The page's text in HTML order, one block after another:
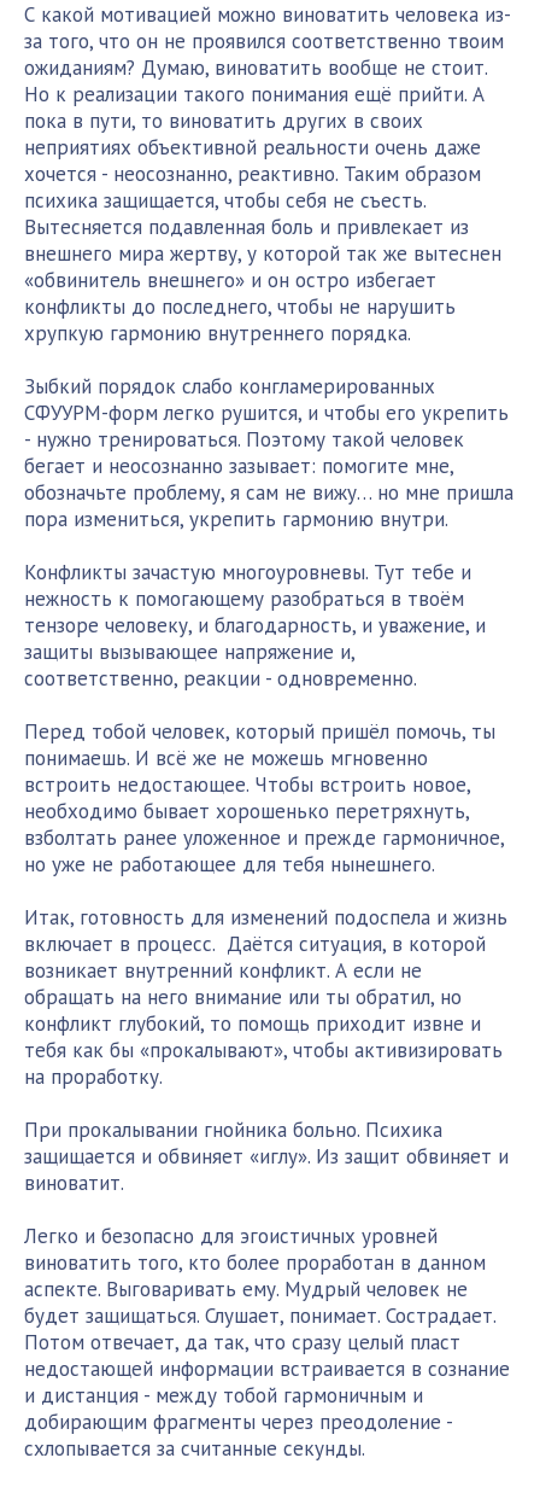
С какой мотивацией можно виноватить человека из-
за того, что он не проявился соответственно твоим
ожиданиям? Думаю, виноватить вообще не стоит.
Но к реализации такого понимания ещё прийти. А
пока в пути, то виноватить других в своих
неприятиях объективной реальности очень даже
хочется - неосознанно, реактивно. Таким образом
психика защищается, чтобы себя не съесть.
Вытесняется подавленная боль и привлекает из
внешнего мира жертву, у которой так же вытеснен
«обвинитель внешнего» и он остро избегает
конфликты до последнего, чтобы не нарушить
хрупкую гармонию внутреннего порядка.
Зыбкий порядок слабо конгламерированных
СФУУРМ-форм легко рушится, и чтобы его укрепить
- нужно тренироваться. Поэтому такой человек
бегает и неосознанно зазывает: помогите мне,
обозначьте проблему, я сам не вижу… но мне пришла
пора измениться, укрепить гармонию внутри.
Конфликты зачастую многоуровневы. Тут тебе и
нежность к помогающему разобраться в твоём
тензоре человеку, и благодарность, и уважение, и
защиты вызывающее напряжение и,
соответственно, реакции - одновременно.
Перед тобой человек, который пришёл помочь, ты
понимаешь. И всё же не можешь мгновенно
встроить недостающее. Чтобы встроить новое,
необходимо бывает хорошенько перетряхнуть,
взболтать ранее уложенное и прежде гармоничное,
но уже не работающее для тебя нынешнего.
Итак, готовность для изменений подоспела и жизнь
включает в процесс. Даётся ситуация, в которой
возникает внутренний конфликт. А если не
обращать на него внимание или ты обратил, но
конфликт глубокий, то помощь приходит извне и
тебя как бы «прокалывают», чтобы активизировать
на проработку.
При прокалывании гнойника больно. Психика
защищается и обвиняет «иглу». Из защит обвиняет и
виноватит.
Легко и безопасно для эгоистичных уровней
виноватить того, кто более проработан в данном
аспекте. Выговаривать ему. Мудрый человек не
будет защищаться. Слушает, понимает. Сострадает.
Потом отвечает, да так, что сразу целый пласт
недостающей информации встраивается в сознание
и дистанция - между тобой гармоничным и
добирающим фрагменты через преодоление -
схлопывается за считанные секунды.